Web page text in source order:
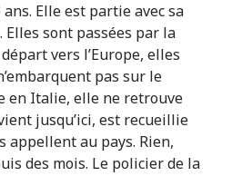
Elle est partie avec sa
Elles sont passées par la
vers l’Europe, elles
pas sur le
en Italie, elle ne retrouve
jusqu’ici, est recueillie
appellent au pays. Rien,
des mois. Le policier de la